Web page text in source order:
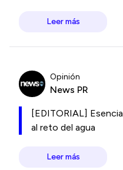
Leer más
Opinión
News PR
[EDITORIAL]
al reto del agua
Leer más